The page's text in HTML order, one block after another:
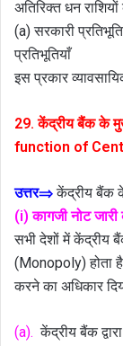
अतिरिक्त धन
(a) सरकारी
प्रतिभूतियाँ
इस प्रकार
29. केंद्रीय बैंक के
function of
उत्तर⇒ केंद्रीय बैंक
(i) कागजी नोट
सभी देशों में केंद्रीय
(Monopoly) होता
करने का अधिकार
(a). केंद्रीय बैंक